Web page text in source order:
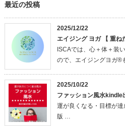
最近の投稿
2025/12/22
エイジング ヨガ 【 重ね
ISCAでは、心＋体＋装
ので、エイジングヨガ®
2025/10/22
ファッション風水kindle
運が良くなる・目標が
版 …